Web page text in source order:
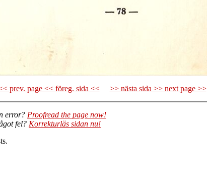
prev. page << föreg. sida << >> nästa sida >> next page >>
error? Proofread the page now!
fel? Korrekturläs sidan nu!